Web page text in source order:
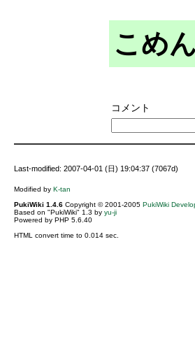
こめ
コメント
Last-modified: 2007-04-01 (日) 19:04:37 (7067d)
Modified by K-tan
PukiWiki 1.4.6Copyright © 2001-2005 PukiWiki
Based on "PukiWiki" 1.3 by yu-ji
Powered by PHP 5.6.40
HTML convert time to 0.014 sec.